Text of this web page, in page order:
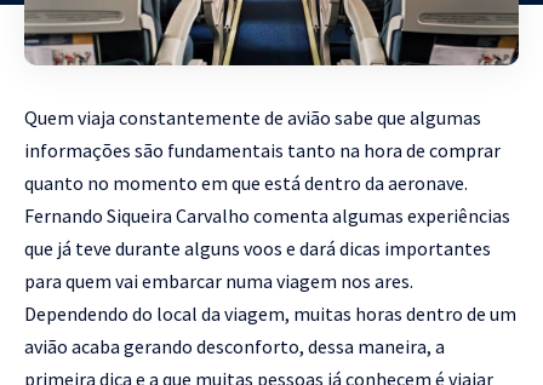
Quem viaja constantemente de avião sabe que algumas
informações são fundamentais tanto na hora de comprar
quanto no momento em que está dentro da aeronave.
Fernando Siqueira Carvalho comenta algumas experiências
que já teve durante alguns voos e dará dicas importantes
para quem vai embarcar numa viagem nos ares.
Dependendo do local da viagem, muitas horas dentro de um
avião acaba gerando desconforto, dessa maneira, a
primeira dica e a que muitas pessoas já conhecem é viajar